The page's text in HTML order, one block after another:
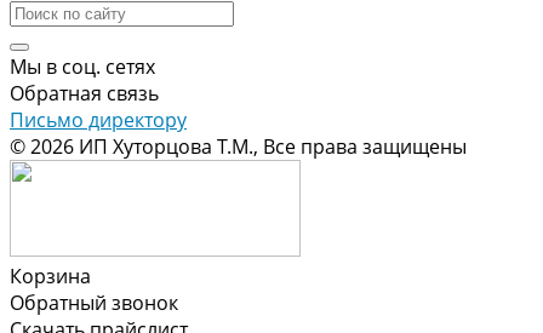
Мы в соц. сетях
Обратная связь
Письмо директору
© 2026 ИП Хуторцова Т.М., Все права защищены
Корзина
Обратный звонок